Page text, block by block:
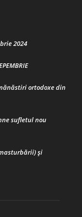
2024
ortodoxe din
sufletul nou
şi